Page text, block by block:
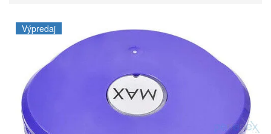
Výpredaj